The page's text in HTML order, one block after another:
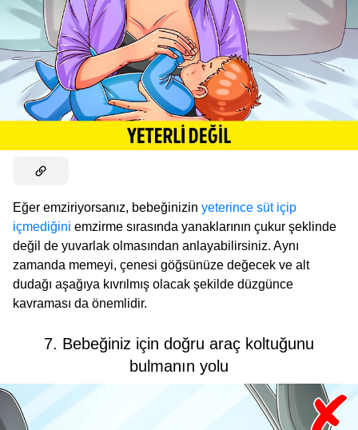
Eğer emziriyorsanız, bebeğinizin yeterince süt içip
içmediğini emzirme sırasında yanaklarının çukur şeklinde
değil de yuvarlak olmasından anlayabilirsiniz. Aynı
zamanda memeyi, çenesi göğsünüze değecek ve alt
dudağı aşağıya kıvrılmış olacak şekilde düzgünce
kavraması da önemlidir.
7. Bebeğiniz için doğru araç koltuğunu
bulmanın yolu